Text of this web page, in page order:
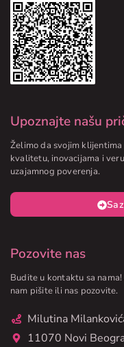
Upoznajte našu
Želimo da svojim
kvalitetu, inovacijama i
uzajamnog poverenja.
Pozovite nas
Budite u kontaktu sa
nam pišite ili nas pozovite.
Milutina
11070 Novi